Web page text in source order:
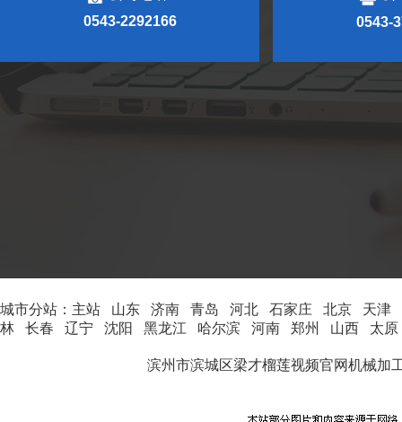
0543-2292166
0543-
城市分站： 主站 山东 济南 青岛 河北 石家庄 北京
天津
林
长春 辽宁 沈阳 黑龙江 哈尔滨 河南 郑州 山西 太原
滨州市滨城区梁才榴莲视频官网机械加